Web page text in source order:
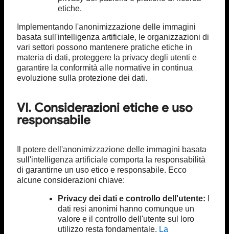
etiche.
Implementando l'anonimizzazione delle immagini
basata sull'intelligenza artificiale, le organizzazioni di
vari settori possono mantenere pratiche etiche in
materia di dati, proteggere la privacy degli utenti e
garantire la conformità alle normative in continua
evoluzione sulla protezione dei dati.
VI. Considerazioni etiche e uso
responsabile
Il potere dell'anonimizzazione delle immagini basata
sull'intelligenza artificiale comporta la responsabilità
di garantirne un uso etico e responsabile. Ecco
alcune considerazioni chiave:
Privacy dei dati e controllo dell'utente:
dati resi anonimi hanno comunque un
valore e il controllo dell'utente sul loro
utilizzo resta fondamentale. La